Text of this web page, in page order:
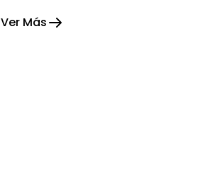
gratitud y fortaleza.
Ver Más